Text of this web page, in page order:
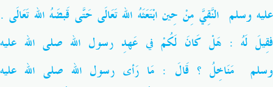
عليه وسلم النَّقِيَّ مِنْ حِين ابْتَعَثَهُ الله تَعَالَى حَتَّى قَبضَهُ الله تَعَالَى .
فقِيلَ لَهُ : هَلْ كَانَ لَكُمْ في عَهدِ رسول الله صلى الله عليه
وسلممَنَاخِلُ ؟ قَالَ : مَا رَأى رسول الله صلى الله عليه